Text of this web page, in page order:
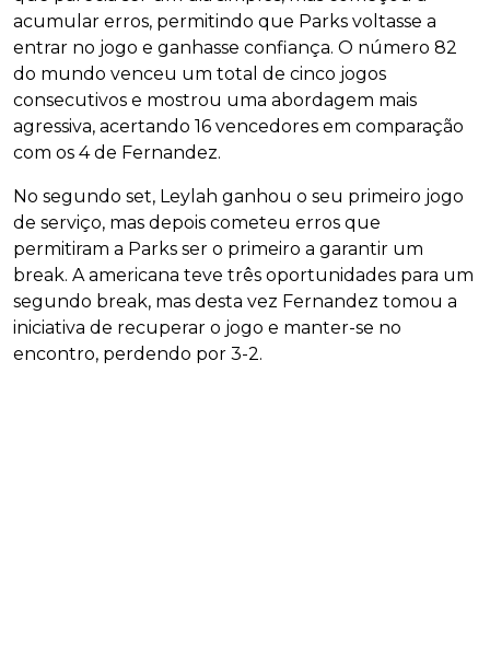
acumular erros, permitindo que Parks voltasse a
entrar no jogo e ganhasse confiança. O número 82
do mundo venceu um total de cinco jogos
consecutivos e mostrou uma abordagem mais
agressiva, acertando 16 vencedores em comparação
com os 4 de Fernandez.
No segundo set, Leylah ganhou o seu primeiro jogo
de serviço, mas depois cometeu erros que
permitiram a Parks ser o primeiro a garantir um
break. A americana teve três oportunidades para um
segundo break, mas desta vez Fernandez tomou a
iniciativa de recuperar o jogo e manter-se no
encontro, perdendo por 3-2.